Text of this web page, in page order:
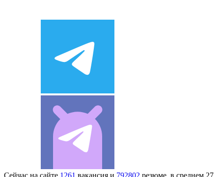
Сейчас на сайте 1261 вакансия и 792802 резюме, в среднем 27